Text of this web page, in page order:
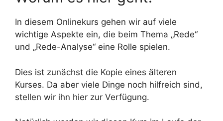
In diesem Onlinekurs gehen wir auf viele
wichtige Aspekte ein, die beim Thema „Rede“
und „Rede-Analyse“ eine Rolle spielen.
Dies ist zunächst die Kopie eines älteren
Kurses. Da aber viele Dinge noch hilfreich sind,
stellen wir ihn hier zur Verfügung.